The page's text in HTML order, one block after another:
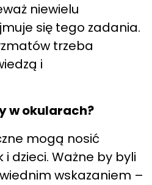
niewielu
się tego zadania.
trzeba
i
w okularach?
mogą nosić
dzieci. Ważne by byli
wskazaniem –